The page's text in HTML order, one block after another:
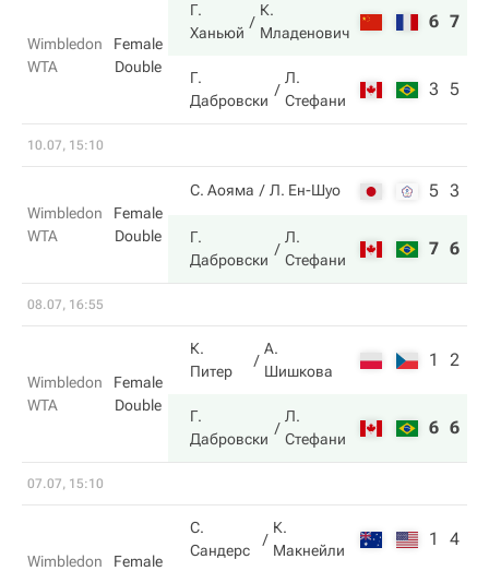
Wimbledon
WTA
Female
Double
Г.
Ханьюй
К.
Младенович
6 7
Г.
Дабровски
Л.
Стефани
3 5
10.07, 15:10
Wimbledon
WTA
Female
Double
С. Аояма Л. Ен-Шуо 5 3
Г.
Дабровски
Л.
Стефани
7 6
08.07, 16:55
Wimbledon
WTA
Female
Double
К.
Питер
А.
Шишкова
1 2
Г.
Дабровски
Л.
Стефани
6 6
07.07, 15:10
Wimbledon
Female
С.
Сандерс
К.
Макнейли
1 4